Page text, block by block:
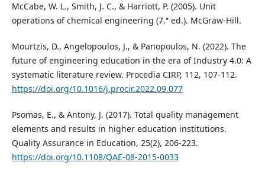
McCabe, W. L., Smith, J. C., & Harriott, P. (2005). Unit
operations of chemical engineering (7.ª ed.). McGraw-Hill.
Mourtzis, D., Angelopoulos, J., & Panopoulos, N. (2022). The
future of engineering education in the era of Industry 4.0: A
systematic literature review. Procedia CIRP, 112, 107-112.
https://doi.org/10.1016/j.procir.2022.09.077
Psomas, E., & Antony, J. (2017). Total quality management
elements and results in higher education institutions.
Quality Assurance in Education, 25(2), 206-223.
https://doi.org/10.1108/QAE-08-2015-0033